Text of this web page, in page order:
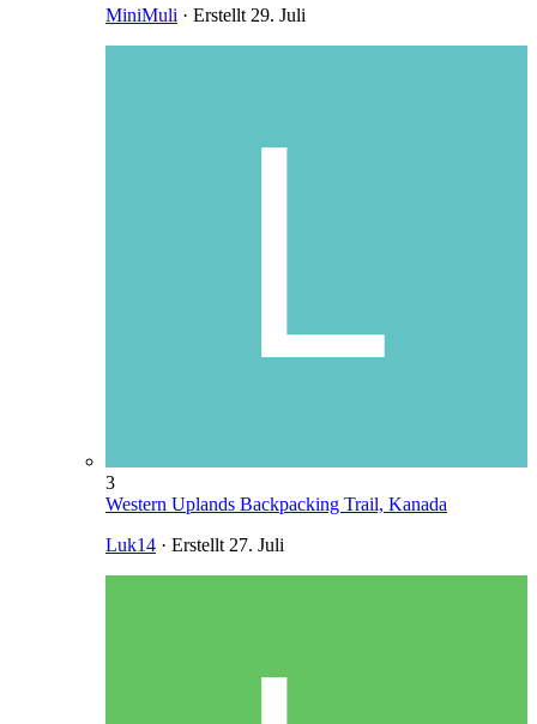
MiniMuli · Erstellt 29. Juli
3
Western Uplands Backpacking Trail, Kanada
Luk14 · Erstellt 27. Juli